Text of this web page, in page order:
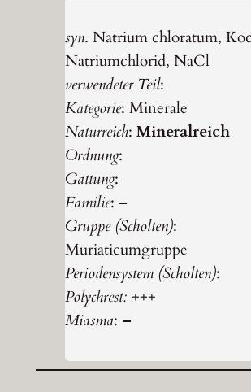
syn. Natrium chloratum,
Natriumchlorid, NaCl
verwendeter Teil:
Kategorie: Minerale
Naturreich: Mineralreich
Ordnung:
Gattung:
Familie: –
Gruppe (Scholten):
Muriaticumgruppe
Periodensystem (Scholten):
Polychrest: +++
Miasma: –